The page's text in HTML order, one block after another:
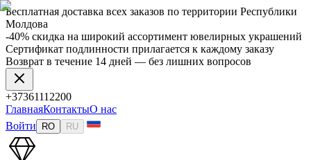
Бесплатная доставка всех заказов по территории Республики
Молдова
-40% скидка на широкий ассортимент ювелирных украшений
Сертификат подлинности прилагается к каждому заказу
Возврат в течение 14 дней — без лишних вопросов
+37361112200
ГлавнаяКонтактыО нас
Войти
RO RU